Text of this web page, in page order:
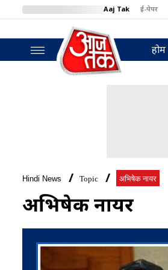
Aaj Tak ई-पेपर
BT Bazaar
होम
Hindi News Topic अभ‍िषेक नायर
अभ‍िषेक नायर